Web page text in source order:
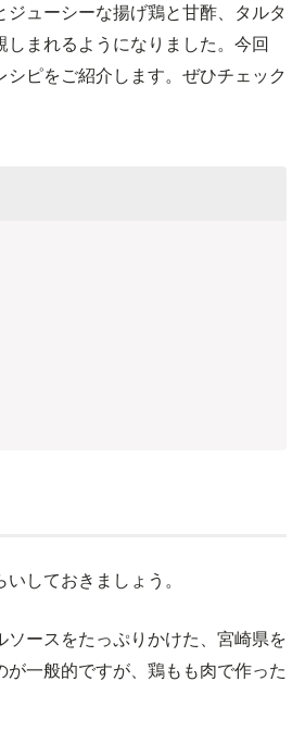
ューシーな揚げ鶏と甘酢、タルタ
まれるようになりました。今回
ピをご紹介します。ぜひチェック
しておきましょう。
ソースをたっぷりかけた、宮崎県を
一般的ですが、鶏もも肉で作った